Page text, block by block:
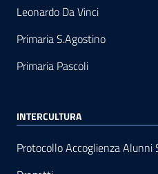
Leonardo Da Vinci
Primaria S.Agostino
Primaria Pascoli
INTERCULTURA
Protocollo Accoglienza Alunni